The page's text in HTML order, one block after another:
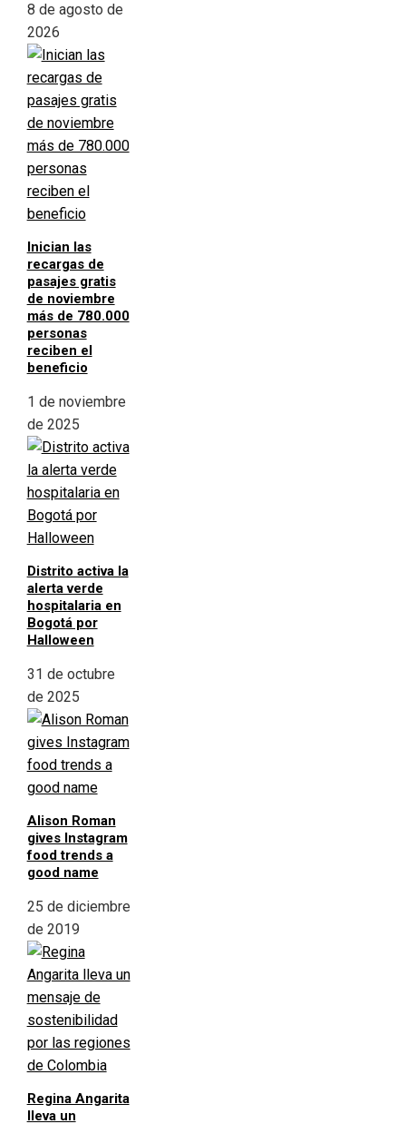
8 de agosto de
2026
Inician las
recargas de
pasajes gratis
de noviembre
más de 780.000
personas
reciben el
beneficio
1 de noviembre
de 2025
Distrito activa la
alerta verde
hospitalaria en
Bogotá por
Halloween
31 de octubre
de 2025
Alison Roman
gives Instagram
food trends a
good name
25 de diciembre
de 2019
Regina Angarita
lleva un